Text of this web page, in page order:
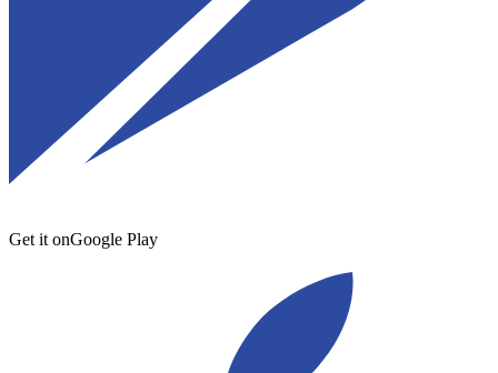
Get it onGoogle Play